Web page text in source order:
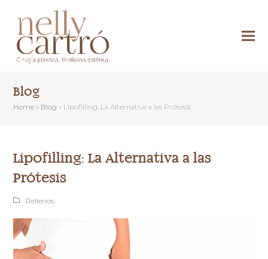
Blog
Home » Blog » Lipofilling: La Alternativa a las Prótesis
Lipofilling: La Alternativa a las
Prótesis
Rellenos